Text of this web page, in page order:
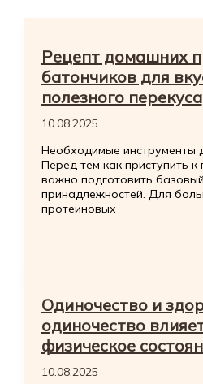
Рецепт домашних
батончиков для
полезного перекуса
10.08.2025
Необходимые инструменты
Перед тем как приступить к
важно подготовить
принадлежностей. Для
протеиновых
Одиночество и
одиночество
физическое
10.08.2025